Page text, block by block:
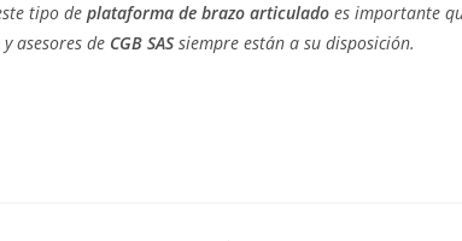
tipo de plataforma de brazo articulado es importante
asesores de CGB SASsiempre están a su disposición.